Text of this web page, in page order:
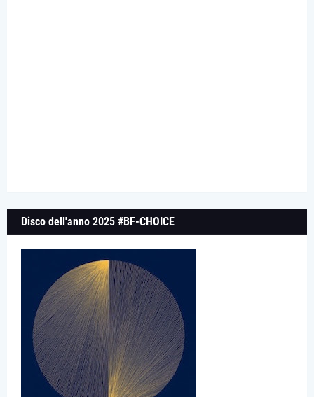
Disco dell'anno 2025 #BF-CHOICE